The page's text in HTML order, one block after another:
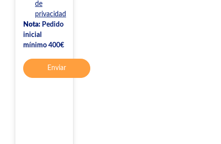
de
privacidad
Nota: Pedido
inicial
mínimo 400€
Enviar